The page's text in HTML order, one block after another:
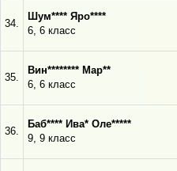
34.
Шум**** Яро****
6, 6 класс
35.
Вин******** Мар**
6, 6 класс
36.
Баб**** Ива* Оле*****
9, 9 класс